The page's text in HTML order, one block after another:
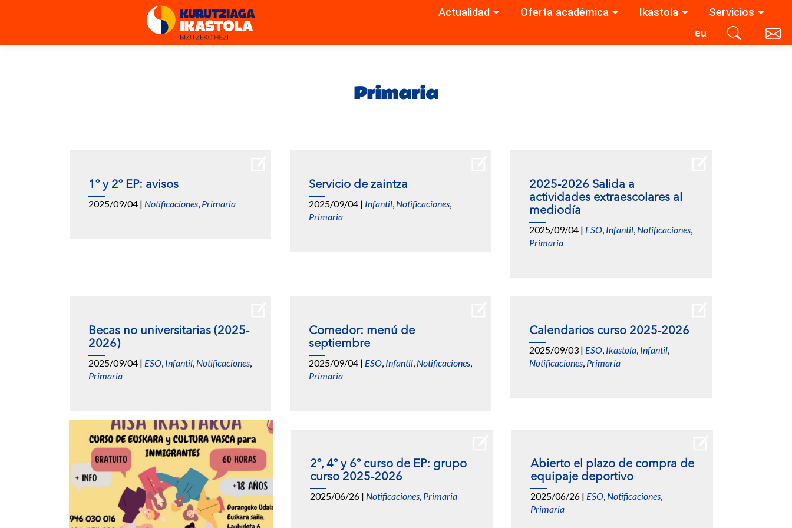
Actualidad Oferta académica Ikastola
Servicios
eu
Buscar
Contacta con nosotros
Primaria
1º y 2º EP: avisos
2025/09/04 | Notificaciones, Primaria
Servicio de zaintza
2025/09/04 | Infantil, Notificaciones,
Primaria
2025-2026 Salida a
actividades extraescolares al
mediodía
2025/09/04 | ESO, Infantil, Notificaciones,
Primaria
Becas no universitarias (2025-
2026)
2025/09/04 | ESO, Infantil, Notificaciones,
Primaria
Comedor: menú de
septiembre
2025/09/04 | ESO, Infantil, Notificaciones,
Primaria
Calendarios curso 2025-2026
2025/09/03 | ESO, Ikastola, Infantil,
Notificaciones, Primaria
2º, 4º y 6º curso de EP: grupo
curso 2025-2026
2025/06/26 | Notificaciones, Primaria
Abierto el plazo de compra de
equipaje deportivo
2025/06/26 | ESO, Notificaciones,
Primaria